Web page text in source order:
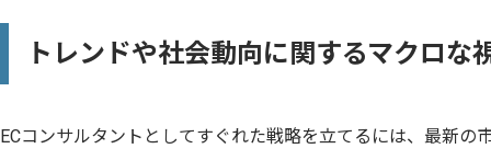
トレンドや社会動向に関するマクロな
ECコンサルタントとしてすぐれた戦略を立てるには、最新の